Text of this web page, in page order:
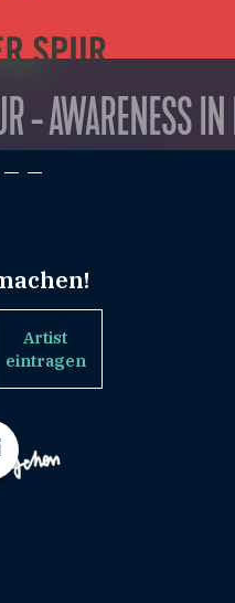
- AWARENESS IN
Artist
eintragen